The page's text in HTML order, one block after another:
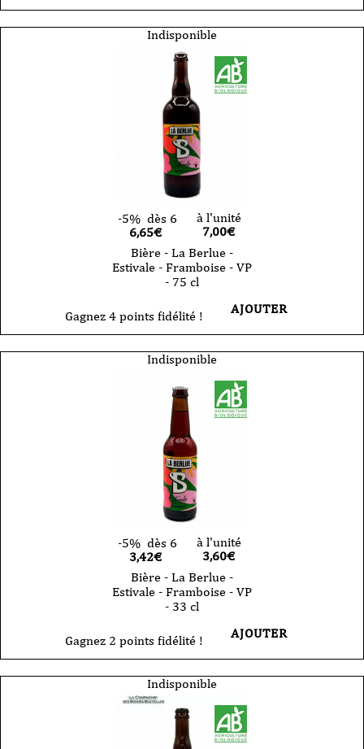
Indisponible
-5% dès 6
6,65€
à l'unité
7,00€
Bière - La Berlue -
Estivale - Framboise - VP
- 75 cl
Gagnez 4 points fidélité ! AJOUTER
Indisponible
-5% dès 6
3,42€
à l'unité
3,60€
Bière - La Berlue -
Estivale - Framboise - VP
- 33 cl
Gagnez 2 points fidélité ! AJOUTER
Indisponible